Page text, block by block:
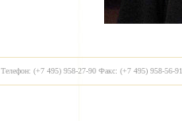
Телефон: (+7 495) 958-27-90 Факс: (+7 495) 958-56-